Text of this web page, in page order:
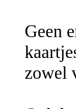
Geen
zowel